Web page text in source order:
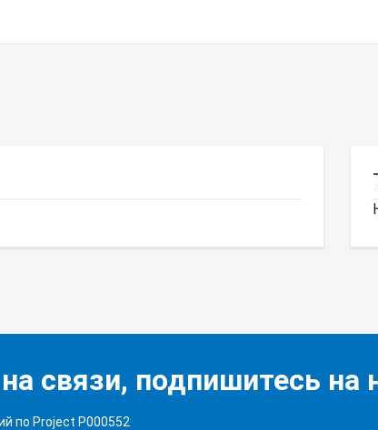
связи, подпишитесь на
по Project P000552